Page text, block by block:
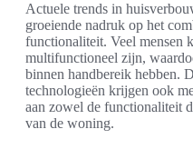
Actuele trends in
groeiende nadruk op het
functionaliteit. Veel mensen
multifunctioneel zijn,
binnen handbereik hebben.
technologieën krijgen ook
aan zowel de functionaliteit
van de woning.